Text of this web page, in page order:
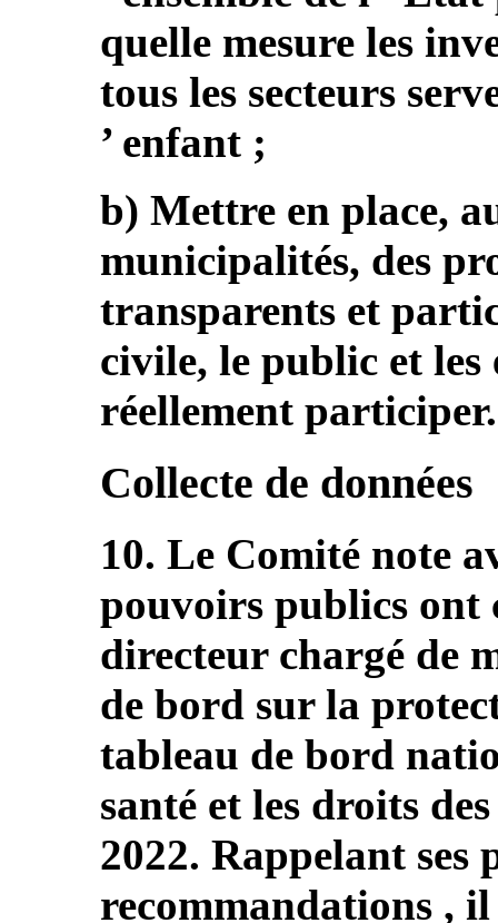
quelle mesure les
tous les secteurs
’ enfant ;
b) Mettre en place,
municipalités, des
transparents et
civile, le public et les
réellement participer.
Collecte de données
10. Le Comité note
pouvoirs publics ont
directeur chargé de
de bord sur la
tableau de bord
santé et les droits
2022. Rappelant ses
recommandations ,